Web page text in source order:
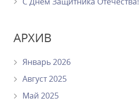
АРХИВ
Январь 2026
Август 2025
Май 2025